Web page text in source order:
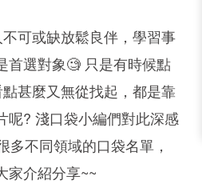
可或缺放鬆良伴，學習事
首選對象🧐 只是有時候點
甚麼又無從找起，都是靠
呢? 淺口袋小編們對此深感
多不同領域的口袋名單，
家介紹分享~~